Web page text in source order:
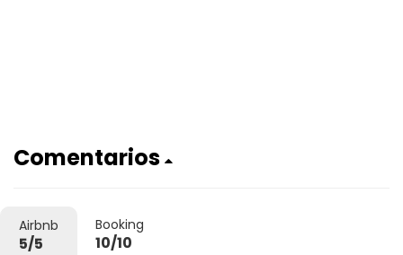
Comentarios
Airbnb
5/5
Booking
10/10